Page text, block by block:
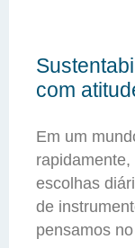
com
Em um
escolhas
de
pensamos